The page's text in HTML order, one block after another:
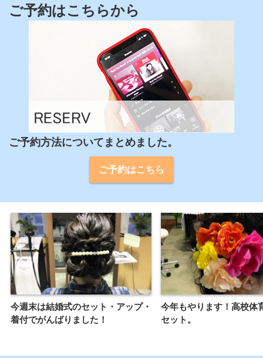
ご予約はこちらから
ご予約方法についてまとめました。
ご予約はこちら
今週末は結婚式のセット・アップ・
着付でがんばりました！
今年もやります！高校体
セット。